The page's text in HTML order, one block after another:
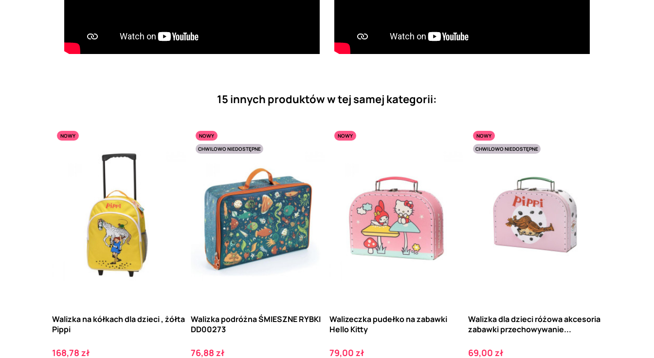
15 innych produktów w tej samej kategorii:
NOWY
Walizka na kółkach dla dzieci , żółta
Pippi
Cena
168,78 zł
NOWY
CHWILOWO NIEDOSTĘPNE
Walizka podróżna ŚMIESZNE RYBKI
DD00273
Cena
76,88 zł
NOWY
Walizeczka pudełko na zabawki
Hello Kitty
Cena
79,00 zł
NOWY
CHWILOWO NIEDOSTĘPNE
Walizka dla dzieci różowa akcesoria
zabawki przechowywanie...
Cena
69,00 zł